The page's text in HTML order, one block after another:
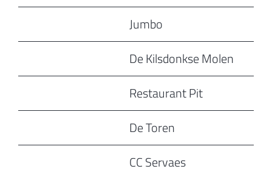
Jumbo
De Kilsdonkse Molen
Restaurant Pit
De Toren
CC Servaes